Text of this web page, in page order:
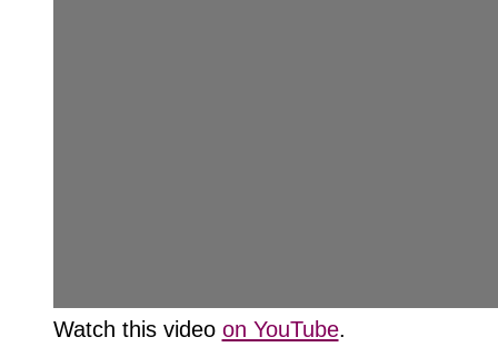
Watch this video on YouTube.